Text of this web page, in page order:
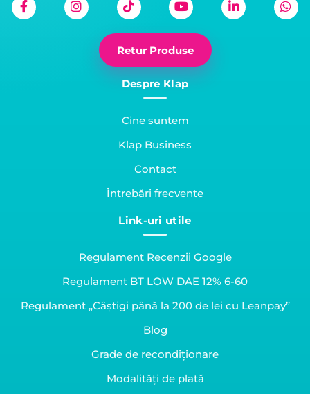
Retur Produse
Despre Klap
Cine suntem
Klap Business
Contact
Întrebări frecvente
Link-uri utile
Regulament Recenzii Google
Regulament BT LOW DAE 12% 6-60
Regulament „Câștigi până la 200 de lei cu Leanpay”
Blog
Grade de recondiționare
Modalități de plată